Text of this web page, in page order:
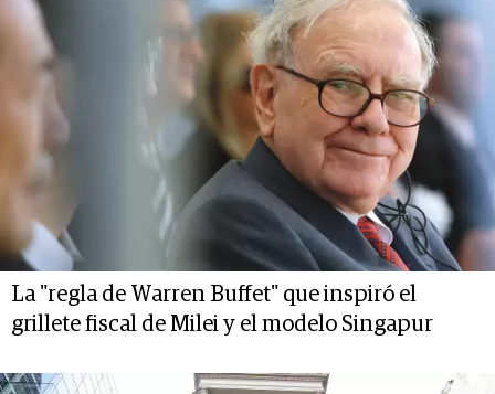
La "regla de Warren Buffet" que inspiró el
grillete fiscal de Milei y el modelo Singapur